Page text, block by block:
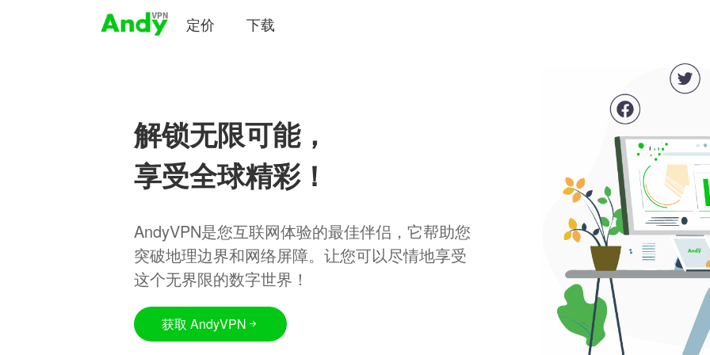
定价 下载
解锁无限可能，
享受全球精彩！
AndyVPN是您互联网体验的最佳伴侣，它帮助您
突破地理边界和网络屏障。让您可以尽情地享受
这个无界限的数字世界！
获取 AndyVPN